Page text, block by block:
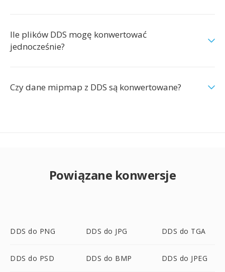
Ile plików DDS mogę konwertować
jednocześnie?
Czy dane mipmap z DDS są konwertowane?
Powiązane konwersje
DDS do PNG DDS do JPG DDS do TGA
DDS do PSD DDS do BMP DDS do JPEG